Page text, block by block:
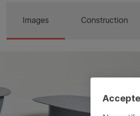
Images Construction